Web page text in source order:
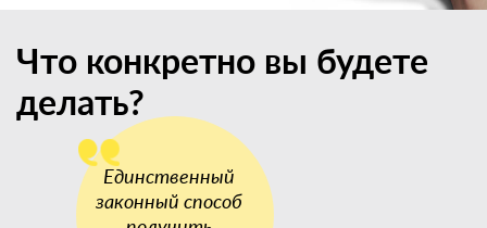
Что конкретно вы будете
делать?